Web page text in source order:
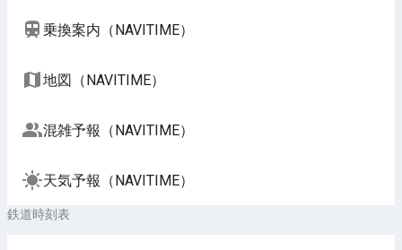
乗換案内（NAVITIME）
地図（NAVITIME）
混雑予報（NAVITIME）
天気予報（NAVITIME）
鉄道時刻表